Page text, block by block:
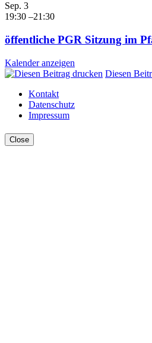
Sep. 3
19:30 –21:30
öffentliche PGR Sitzung im
Kalender anzeigen
Diesen
Kontakt
Datenschutz
Impressum
Close